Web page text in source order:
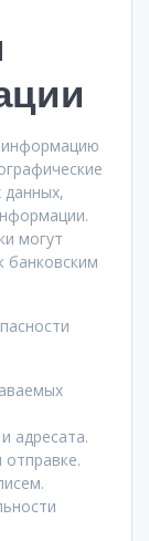
данных,
могут
банковским
адресата.